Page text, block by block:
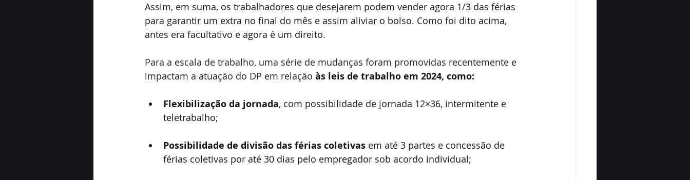
Assim, em suma, os trabalhadores que desejarem podem vender agora 1/3 das férias
para garantir um extra no final do mês e assim aliviar o bolso. Como foi dito acima,
antes era facultativo e agora é um direito.
Para a escala de trabalho, uma série de mudanças foram promovidas recentemente e
impactam a atuação do DP em relação às leis de trabalho em 2024, como:
Flexibilização da jornada, com possibilidade de jornada 12×36, intermitente e
teletrabalho;
Possibilidade de divisão das férias coletivas em até 3 partes e concessão de
férias coletivas por até 30 dias pelo empregador sob acordo individual;